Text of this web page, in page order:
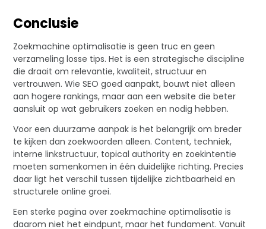
Conclusie
Zoekmachine optimalisatie is geen truc en geen
verzameling losse tips. Het is een strategische discipline
die draait om relevantie, kwaliteit, structuur en
vertrouwen. Wie SEO goed aanpakt, bouwt niet alleen
aan hogere rankings, maar aan een website die beter
aansluit op wat gebruikers zoeken en nodig hebben.
Voor een duurzame aanpak is het belangrijk om breder
te kijken dan zoekwoorden alleen. Content, techniek,
interne linkstructuur, topical authority en zoekintentie
moeten samenkomen in één duidelijke richting. Precies
daar ligt het verschil tussen tijdelijke zichtbaarheid en
structurele online groei.
Een sterke pagina over zoekmachine optimalisatie is
daarom niet het eindpunt, maar het fundament. Vanuit